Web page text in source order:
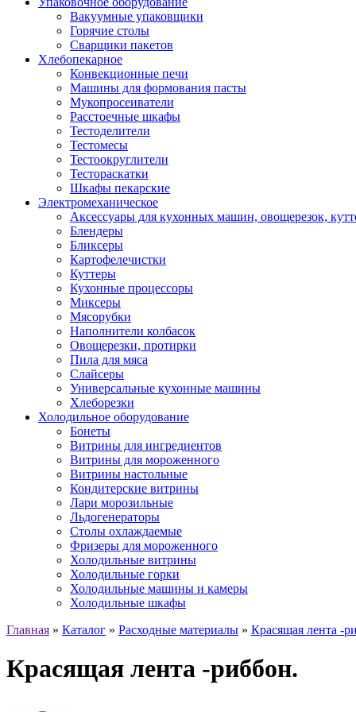
Вакуумные упаковщики
Горячие столы
Сварщики пакетов
Хлебопекарное
Конвекционные печи
Машины для формования пасты
Мукопросеиватели
Расстоечные шкафы
Тестоделители
Тестомесы
Тестоокруглители
Тестораскатки
Шкафы пекарские
Электромеханическое
Аксессуары для кухонных машин, овощерезок,
Блендеры
Бликсеры
Картофелечистки
Куттеры
Кухонные процессоры
Миксеры
Мясорубки
Наполнители колбасок
Овощерезки, протирки
Пила для мяса
Слайсеры
Универсальные кухонные машины
Хлеборезки
Холодильное оборудование
Бонеты
Витрины для ингредиентов
Витрины для мороженного
Витрины настольные
Кондитерские витрины
Лари морозильные
Льдогенераторы
Столы охлаждаемые
Фризеры для мороженного
Холодильные витрины
Холодильные горки
Холодильные машины и камеры
Холодильные шкафы
Главная » Каталог » Расходные материалы » Красящая лента -
Красящая лента -риббон.